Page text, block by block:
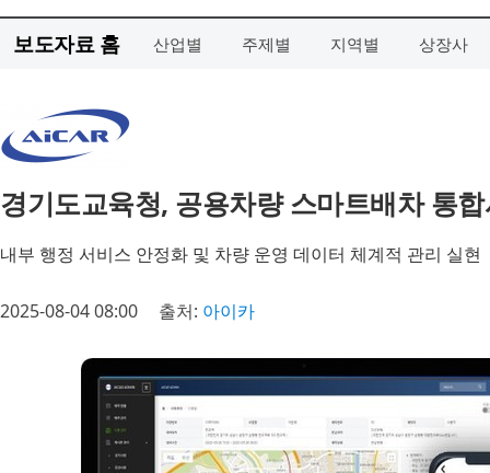
보도자료 홈 산업별 주제별 지역별 상장사
경기도교육청, 공용차량 스마트배차 통합
내부 행정 서비스 안정화 및 차량 운영 데이터 체계적 관리 실현
2025-08-04 08:00 출처: 아이카